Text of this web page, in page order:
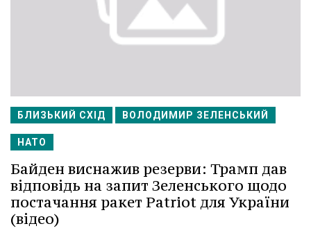
БЛИЗЬКИЙ СХІД ВОЛОДИМИР ЗЕЛЕНСЬКИЙ
НАТО
Байден виснажив резерви: Трамп дав
відповідь на запит Зеленського щодо
постачання ракет Patriot для України
(відео)